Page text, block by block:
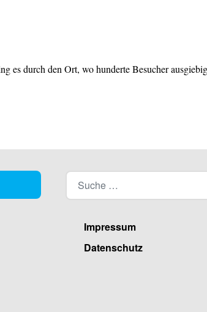
es durch den Ort, wo hunderte Besucher
Impressum
Datenschutz